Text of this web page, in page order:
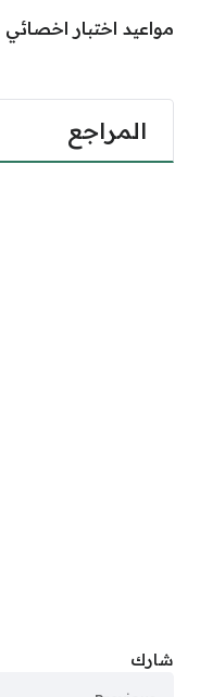
مواعيد اختبار اخصائي
المراجع
شارك